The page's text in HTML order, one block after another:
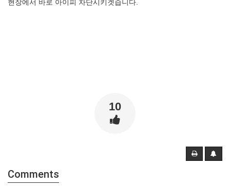
현장에서 바로 아이피 차단시키겟습니다.
10
Comments